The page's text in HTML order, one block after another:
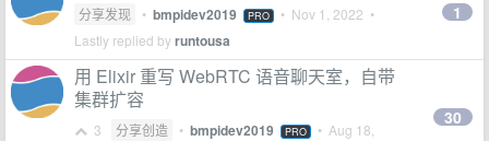
分享发现 • bmpidev2019 PRO • Nov 1, 2022 •
Lastly replied byruntousa
1
用 Elixir 重写 WebRTC 语音聊天室，自带
集群扩容
3 分享创造 • bmpidev2019 PRO • Aug 18,
30